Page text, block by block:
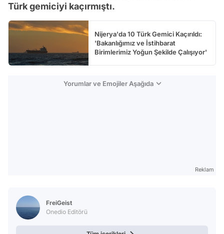
Türk gemiciyi kaçırmıştı.
Nijerya'da 10 Türk Gemici Kaçırıldı:
'Bakanlığımız ve İstihbarat
Birimlerimiz Yoğun Şekilde Çalışıyor'
Yorumlar ve Emojiler Aşağıda
Reklam
FreiGeist
Onedio Editörü